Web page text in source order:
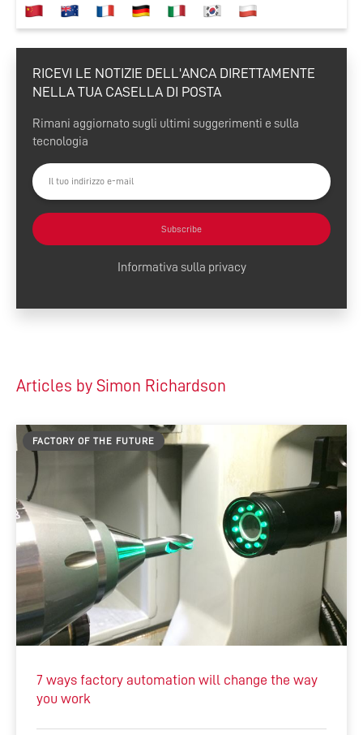
RICEVI LE NOTIZIE DELL'ANCA DIRETTAMENTE
NELLA TUA CASELLA DI POSTA
Rimani aggiornato sugli ultimi suggerimenti e sulla
tecnologia
Subscribe
Informativa sulla privacy
Articles by Simon Richardson
FACTORY OF THE FUTURE
7 ways factory automation will change the way
you work